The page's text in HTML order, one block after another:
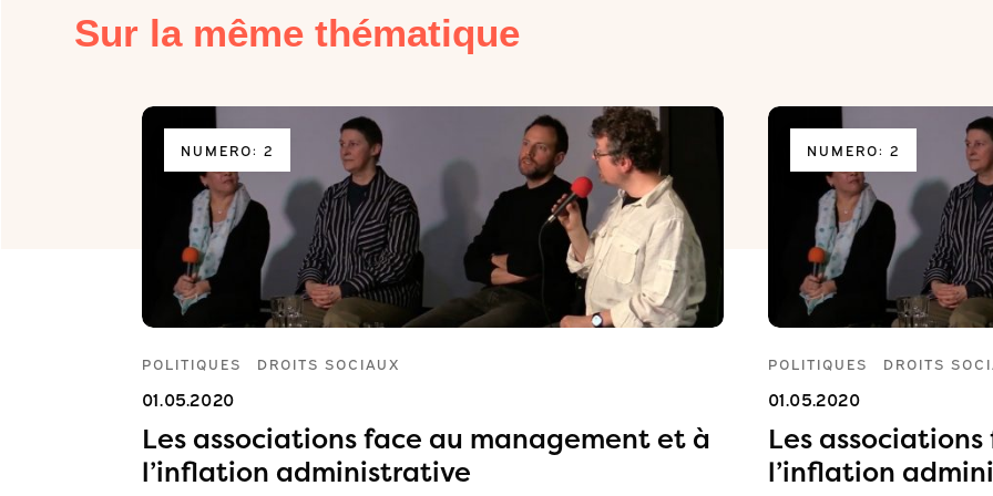
Sur la même thématique
NUMERO: 2
POLITIQUES DROITS SOCIAUX
01.05.2020
Les associations face au management et à
l’inflation administrative
NUMERO: 2
POLITIQUES DROITS
01.05.2020
Les
l’inflation